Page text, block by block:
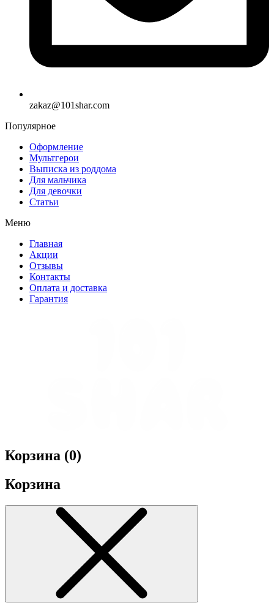
zakaz@101shar.com
Популярное
Оформление
Мультгерои
Выписка из роддома
Для мальчика
Для девочки
Статьи
Меню
Главная
Акции
Отзывы
Контакты
Оплата и доставка
Гарантия
Корзина (0)
Корзина